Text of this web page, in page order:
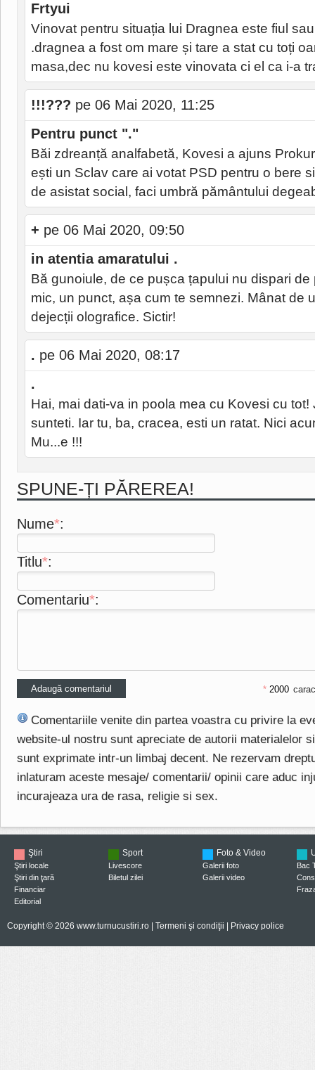
Frtyui
Vinovat pentru situația lui Dragnea este fiul
.dragnea a fost om mare și tare a stat cu toți
masa,dec nu kovesi este vinovata ci el ca i-a
!!!??? pe 06 Mai 2020, 11:25
Pentru punct "."
Băi zdreanță analfabetă, Kovesi a ajuns
ești un Sclav care ai votat PSD pentru o bere
de asistat social, faci umbră pământului
+ pe 06 Mai 2020, 09:50
in atentia amaratului .
Bă gunoiule, de ce pușca țapului nu dispari de
mic, un punct, așa cum te semnezi. Mânat de
dejecții olografice. Sictir!
. pe 06 Mai 2020, 08:17
.
Hai, mai dati-va in poola mea cu Kovesi cu
sunteti. Iar tu, ba, cracea, esti un ratat. Nici
Mu...e !!!
SPUNE-ȚI PĂREREA!
Nume*:
Titlu*:
Comentariu*:
*
Comentariile venite din partea voastra cu privire la
website-ul nostru sunt apreciate de autorii materialelor
sunt exprimate intr-un limbaj decent. Ne rezervam
inlaturam aceste mesaje/ comentarii/ opinii care aduc
incurajeaza ura de rasa, religie si sex.
Ştiri
Ştiri locale
Ştiri din ţară
Financiar
Editorial
Sport
Livescore
Biletul zilei
Foto & Video
Galerii foto
Galerii video
Bac
Copyright © 2026 www.turnucustiri.ro | Termeni şi condiţii Privacy police